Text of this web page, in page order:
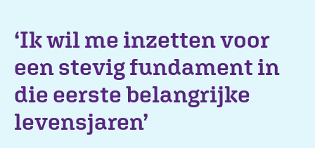
‘Ik wil me inzetten voor
een stevig fundament in
die eerste belangrijke
levensjaren’